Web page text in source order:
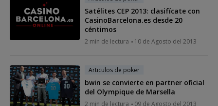
Satélites CEP 2013: clasifícate con
CasinoBarcelona.es desde 20
céntimos
2 min de lectura 10 de Agosto del 2013
Articulos de poker
bwin se convierte en partner oficial
del Olympique de Marsella
2 min de lectura 09 de Agosto del 2013